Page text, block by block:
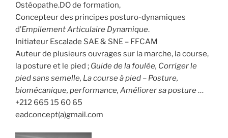
Ostéopathe.DO de formation,
Concepteur des principes posturo-dynamiques
d’Empilement Articulaire Dynamique.
Initiateur Escalade SAE & SNE – FFCAM
Auteur de plusieurs ouvrages sur la marche, la course,
la posture et le pied ; Guide de la foulée, Corriger le
pied sans semelle, La course à pied – Posture,
biomécanique, performance, Améliorer sa posture…
+212 665 15 60 65
eadconcept(a)gmail.com